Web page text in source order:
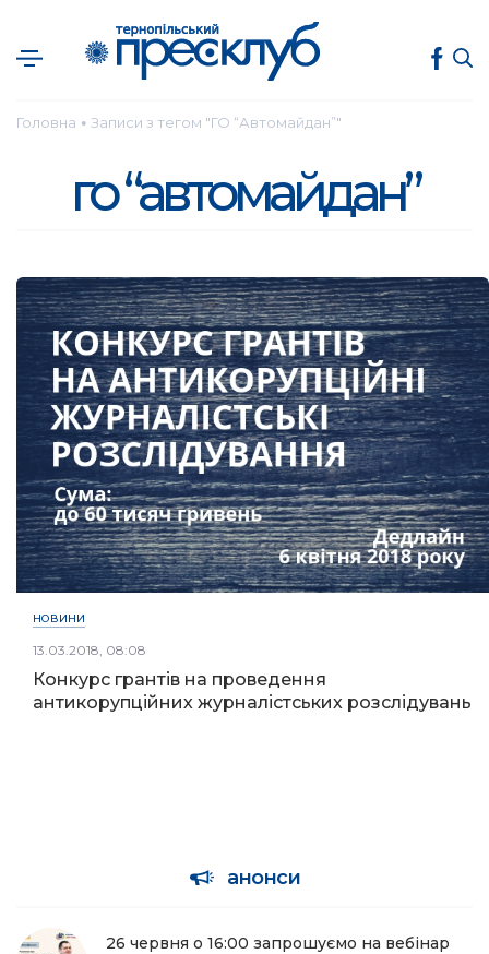
Головна ● Записи з тегом "ГО “Автомайдан”"
го “автомайдан”
НОВИНИ
13.03.2018, 08:08
Конкурс грантів на проведення
антикорупційних журналістських розслідувань
анонси
26 червня о 16:00 запрошуємо на вебінар